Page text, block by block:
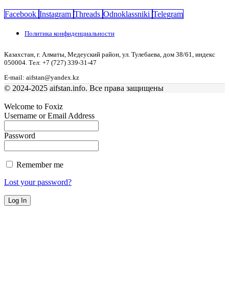
Facebook Instagram Threads Odnoklassniki Telegram
Политика конфиденциальности
Казахстан, г. Алматы, Медеуский район, ул. Тулебаева, дом 38/61, индекс
050004. Тел: +7 (727) 339-31-47
E-mail: aifstan@yandex.kz
© 2024-2025 aifstan.info. Все права защищены
Welcome to Foxiz
Username or Email Address
Password
Remember me
Lost your password?